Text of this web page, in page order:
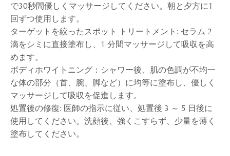
で30秒間優しくマッサージしてください。朝と夕方に1
回ずつ使用します。
ターゲットを絞ったスポット トリートメント: セラム 2
滴をシミに直接塗布し、1 分間マッサージして吸収を高
めます。
ボディホワイトニング：シャワー後、肌の色調が不均一
な体の部分（首、腕、脚など）に均等に塗布し、優しく
マッサージして吸収を促進します。
処置後の修復: 医師の指示に従い、処置後 3 ～ 5 日後に
使用してください。洗顔後、強くこすらず、少量を薄く
塗布してください。